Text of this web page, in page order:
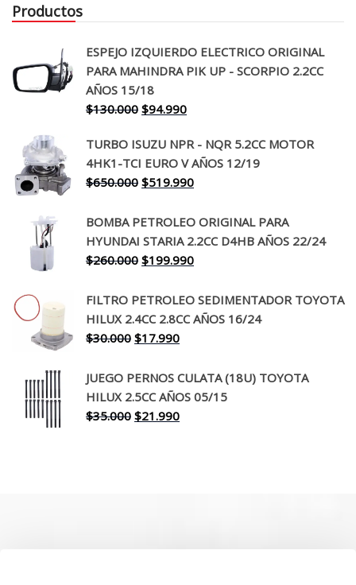
Productos
ESPEJO IZQUIERDO ELECTRICO ORIGINAL
PARA MAHINDRA PIK UP - SCORPIO 2.2CC
AÑOS 15/18
$130.000 El
original
era:
$130.000.
$94.990El
actual
es:
$94.990.
TURBO ISUZU NPR - NQR 5.2CC MOTOR
4HK1-TCI EURO V AÑOS 12/19
$650.000 El
original
era:
$650.000.
$519.990El
actual
es:
$519.990.
BOMBA PETROLEO ORIGINAL PARA
HYUNDAI STARIA 2.2CC D4HB AÑOS 22/24
$260.000 El
original
era:
$260.000.
$199.990El
actual
es:
FILTRO PETROLEO SEDIMENTADOR TOYOTA
HILUX 2.4CC 2.8CC AÑOS 16/24
$30.000 El
original
era:
$30.000.
$17.990El
actual
es:
$17.990.
JUEGO PERNOS CULATA (18U) TOYOTA
HILUX 2.5CC AÑOS 05/15
$35.000 El
$21.990El